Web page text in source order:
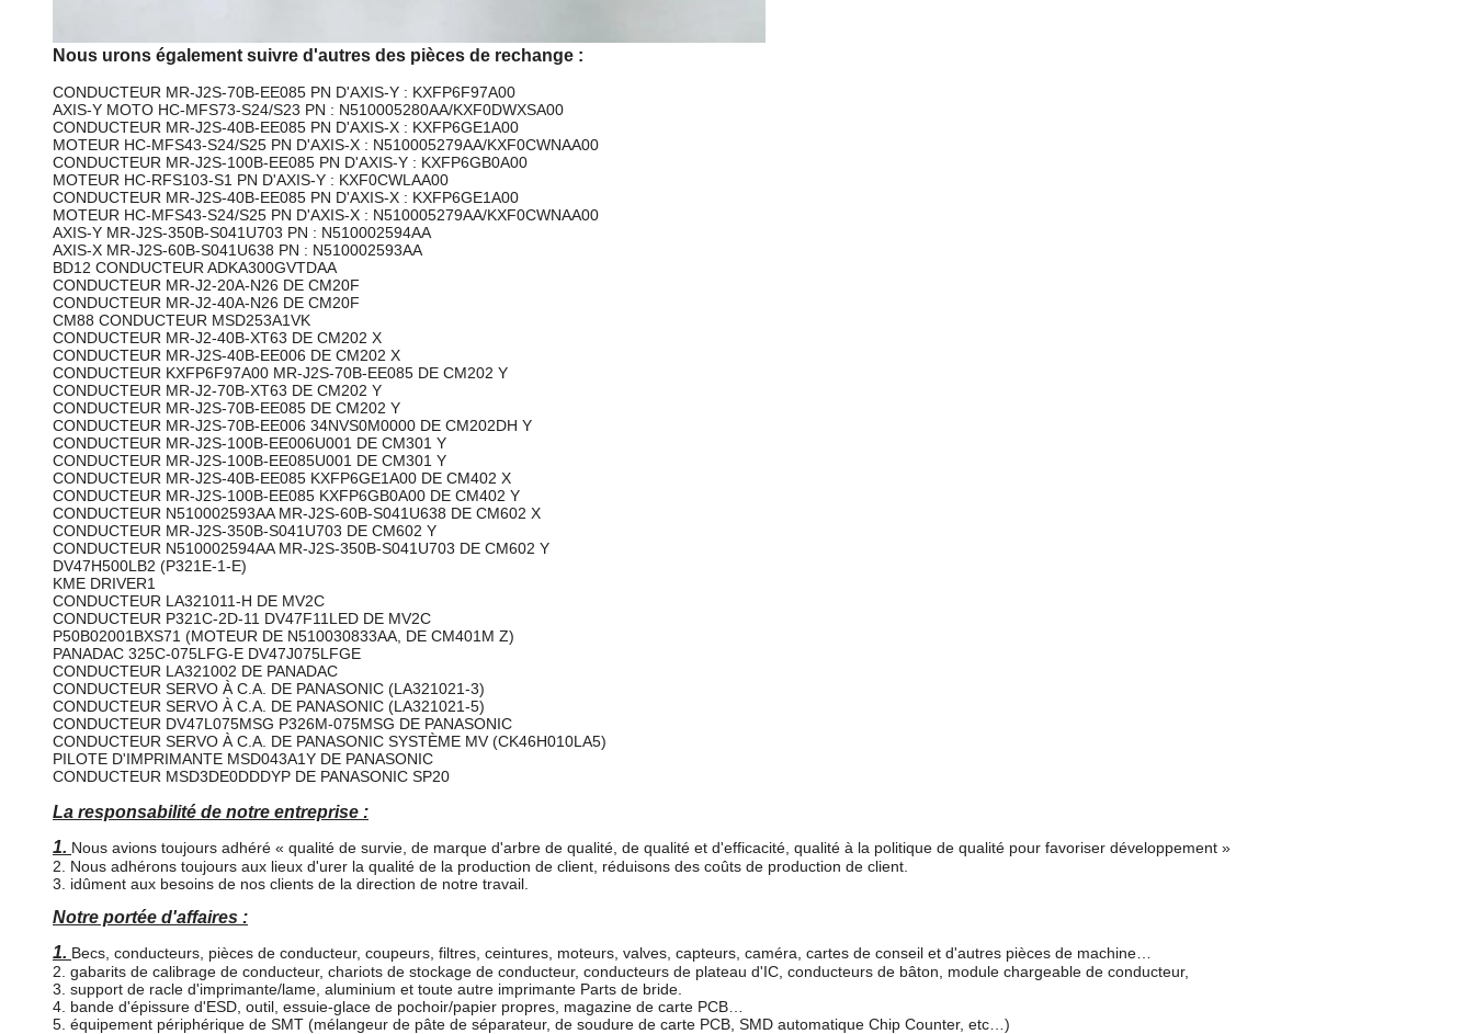
Nous urons également suivre d'autres des pièces de rechange :
CONDUCTEUR MR-J2S-70B-EE085 PN D'AXIS-Y : KXFP6F97A00
AXIS-Y MOTO HC-MFS73-S24/S23 PN : N510005280AA/KXF0DWXSA00
CONDUCTEUR MR-J2S-40B-EE085 PN D'AXIS-X : KXFP6GE1A00
MOTEUR HC-MFS43-S24/S25 PN D'AXIS-X : N510005279AA/KXF0CWNAA00
CONDUCTEUR MR-J2S-100B-EE085 PN D'AXIS-Y : KXFP6GB0A00
MOTEUR HC-RFS103-S1 PN D'AXIS-Y : KXF0CWLAA00
CONDUCTEUR MR-J2S-40B-EE085 PN D'AXIS-X : KXFP6GE1A00
MOTEUR HC-MFS43-S24/S25 PN D'AXIS-X : N510005279AA/KXF0CWNAA00
AXIS-Y MR-J2S-350B-S041U703 PN : N510002594AA
AXIS-X MR-J2S-60B-S041U638 PN : N510002593AA
BD12 CONDUCTEUR ADKA300GVTDAA
CONDUCTEUR MR-J2-20A-N26 DE CM20F
CONDUCTEUR MR-J2-40A-N26 DE CM20F
CM88 CONDUCTEUR MSD253A1VK
CONDUCTEUR MR-J2-40B-XT63 DE CM202 X
CONDUCTEUR MR-J2S-40B-EE006 DE CM202 X
CONDUCTEUR KXFP6F97A00 MR-J2S-70B-EE085 DE CM202 Y
CONDUCTEUR MR-J2-70B-XT63 DE CM202 Y
CONDUCTEUR MR-J2S-70B-EE085 DE CM202 Y
CONDUCTEUR MR-J2S-70B-EE006 34NVS0M0000 DE CM202DH Y
CONDUCTEUR MR-J2S-100B-EE006U001 DE CM301 Y
CONDUCTEUR MR-J2S-100B-EE085U001 DE CM301 Y
CONDUCTEUR MR-J2S-40B-EE085 KXFP6GE1A00 DE CM402 X
CONDUCTEUR MR-J2S-100B-EE085 KXFP6GB0A00 DE CM402 Y
CONDUCTEUR N510002593AA MR-J2S-60B-S041U638 DE CM602 X
CONDUCTEUR MR-J2S-350B-S041U703 DE CM602 Y
CONDUCTEUR N510002594AA MR-J2S-350B-S041U703 DE CM602 Y
DV47H500LB2 (P321E-1-E)
KME DRIVER1
CONDUCTEUR LA321011-H DE MV2C
CONDUCTEUR P321C-2D-11 DV47F11LED DE MV2C
P50B02001BXS71 (MOTEUR DE N510030833AA, DE CM401M Z)
PANADAC 325C-075LFG-E DV47J075LFGE
CONDUCTEUR LA321002 DE PANADAC
CONDUCTEUR SERVO À C.A. DE PANASONIC (LA321021-3)
CONDUCTEUR SERVO À C.A. DE PANASONIC (LA321021-5)
CONDUCTEUR DV47L075MSG P326M-075MSG DE PANASONIC
CONDUCTEUR SERVO À C.A. DE PANASONIC SYSTÈME MV (CK46H010LA5)
PILOTE D'IMPRIMANTE MSD043A1Y DE PANASONIC
CONDUCTEUR MSD3DE0DDDYP DE PANASONIC SP20
La responsabilité de notre entreprise :
1. Nous avions toujours adhéré « qualité de survie, de marque d'arbre de qualité, de qualité et d'efficacité, qualité à la politique de qualité pour favoriser développement »
2. Nous adhérons toujours aux lieux d'urer la qualité de la production de client, réduisons des coûts de production de client.
3. idûment aux besoins de nos clients de la direction de notre travail.
Notre portée d'affaires :
1. Becs, conducteurs, pièces de conducteur, coupeurs, filtres, ceintures, moteurs, valves, capteurs, caméra, cartes de conseil et d'autres pièces de machine…
2. gabarits de calibrage de conducteur, chariots de stockage de conducteur, conducteurs de plateau d'IC, conducteurs de bâton, module chargeable de conducteur,
3. support de racle d'imprimante/lame, aluminium et toute autre imprimante Parts de bride.
4. bande d'épissure d'ESD, outil, essuie-glace de pochoir/papier propres, magazine de carte PCB…
5. équipement périphérique de SMT (mélangeur de pâte de séparateur, de soudure de carte PCB, SMD automatique Chip Counter, etc…)